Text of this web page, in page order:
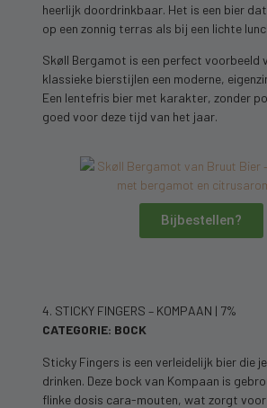
heerlijk doordrinkbaar. Het is een bier
op een zonnig terras als bij een lichte
Skøll Bergamot is een perfect voorbeeld
klassieke bierstijlen een moderne,
Een lentefris bier met karakter, zonder
goed voor deze tijd van het jaar.
Bijbestellen?
4. STICKY FINGERS – KOMPAAN | 7%
CATEGORIE: BOCK
Sticky Fingers is een verleidelijk bier die
drinken. Deze bock van Kompaan is
flinke dosis cara-mouten, wat zorgt voor